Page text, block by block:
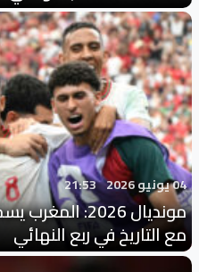
04 يونيو 2026 21:53
مونديال 2026:
مع التاريخ في ربع النهائي